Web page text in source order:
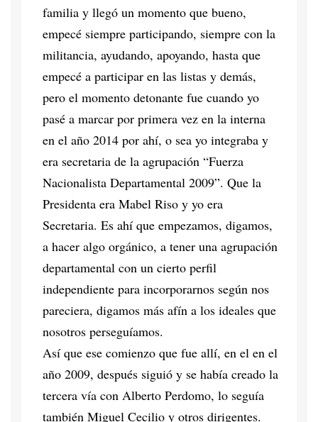
familia y llegó un momento que bueno,
empecé siempre participando, siempre con la
militancia, ayudando, apoyando, hasta que
empecé a participar en las listas y demás,
pero el momento detonante fue cuando yo
pasé a marcar por primera vez en la interna
en el año 2014 por ahí, o sea yo integraba y
era secretaria de la agrupación “Fuerza
Nacionalista Departamental 2009”. Que la
Presidenta era Mabel Riso y yo era
Secretaria. Es ahí que empezamos, digamos,
a hacer algo orgánico, a tener una agrupación
departamental con un cierto perfil
independiente para incorporarnos según nos
pareciera, digamos más afín a los ideales que
nosotros perseguíamos.
Así que ese comienzo que fue allí, en el en el
año 2009, después siguió y se había creado la
tercera vía con Alberto Perdomo, lo seguía
también Miguel Cecilio y otros dirigentes.